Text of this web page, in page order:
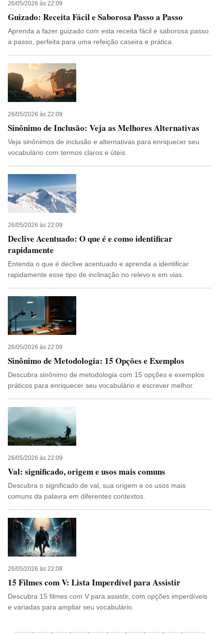
26/05/2026 às 22:09
Guizado: Receita Fácil e Saborosa Passo a Passo
Aprenda a fazer guizado com esta receita fácil e saborosa passo
a passo, perfeita para uma refeição caseira e prática.
26/05/2026 às 22:09
Sinônimo de Inclusão: Veja as Melhores Alternativas
Veja sinônimos de inclusão e alternativas para enriquecer seu
vocabulário com termos claros e úteis.
26/05/2026 às 22:09
Declive Acentuado: O que é e como identificar
rapidamente
Entenda o que é declive acentuado e aprenda a identificar
rapidamente esse tipo de inclinação no relevo e em vias.
26/05/2026 às 22:09
Sinônimo de Metodologia: 15 Opções e Exemplos
Descubra sinônimo de metodologia com 15 opções e exemplos
práticos para enriquecer seu vocabulário e escrever melhor.
26/05/2026 às 22:09
Val: significado, origem e usos mais comuns
Descubra o significado de val, sua origem e os usos mais
comuns da palavra em diferentes contextos.
26/05/2026 às 22:08
15 Filmes com V: Lista Imperdível para Assistir
Descubra 15 filmes com V para assistir, com opções imperdíveis
e variadas para ampliar seu vocabulário.